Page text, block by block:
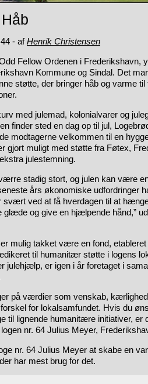
- afHenrik Christensen
Fellow Ordenen i Frederikshavn,
Kommune og Sindal. Det
støtte, der bringer håb og varme
med julemad, kolonialvarer og
finder sted en dag op til jul,
modtagerne velkommen til en
gjort muligt med støtte fra Føtex,
julestemning.
stadig stort, og julen kan være
års økonomiske udfordringer
svært ved at få hverdagen til at
glæde og give en hjælpende hånd,”
mulig takket være en fond,
til humanitær støtte i logens
julehjælp, er igen i år foretaget i
på værdier som venskab,
for lokalsamfundet. Hvis du
til lignende humanitære initiativer, er
nr. 64 Julius Meyer,
nr. 64 Julius Meyer at skabe en
har mest brug for det.